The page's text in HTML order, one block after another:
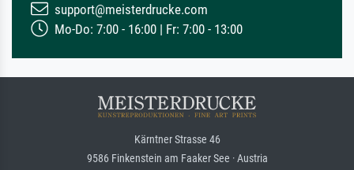
support@meisterdrucke.com
Mo-Do: 7:00 - 16:00 | Fr: 7:00 - 13:00
Kärntner Strasse 46
9586 Finkenstein am Faaker See · Austria